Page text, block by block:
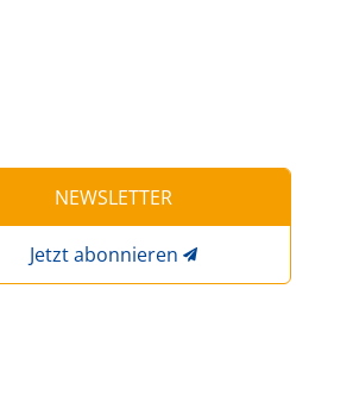
NEWSLETTER
Jetzt abonnieren